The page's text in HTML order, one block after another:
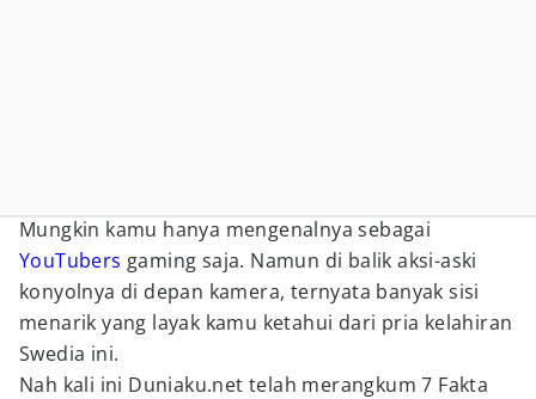
Mungkin kamu hanya mengenalnya sebagai
YouTubers gaming saja. Namun di balik aksi-aski
konyolnya di depan kamera, ternyata banyak sisi
menarik yang layak kamu ketahui dari pria kelahiran
Swedia ini.
Nah kali ini Duniaku.net telah merangkum 7 Fakta